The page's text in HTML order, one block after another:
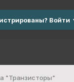
Войти
"Транзисторы"